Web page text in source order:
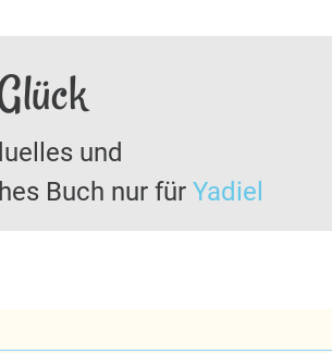
und
Buch nur für Yadiel